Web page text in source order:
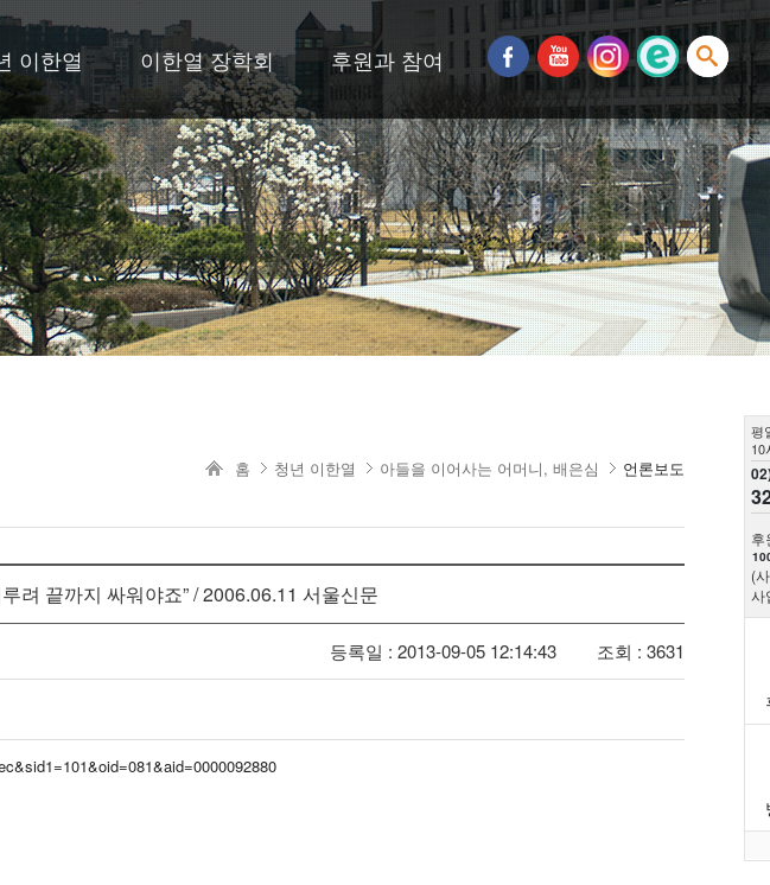
평
10
후
(
사
이한열 이한열 장학회 후원과 참여
홈 청년 이한열 아들을 이어사는 어머니, 배은심 언론보도
려 끝까지 싸워야죠” / 2006.06.11 서울신문
등록일 : 2013-09-05 12:14:43 조회 : 3631